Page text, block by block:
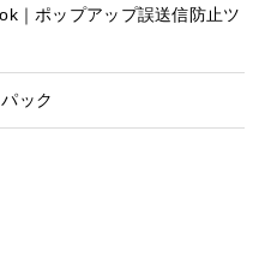
｜ポップアップ誤送信防止ツ
ック